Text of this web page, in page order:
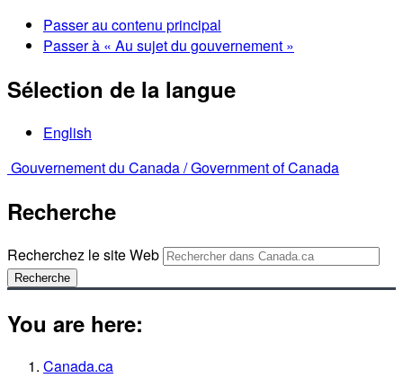
Passer au contenu principal
Passer à « Au sujet du gouvernement »
Sélection de la langue
English
Gouvernement du Canada /Government of Canada
Recherche
Recherchez le site Web
Recherche
You are here:
Canada.ca